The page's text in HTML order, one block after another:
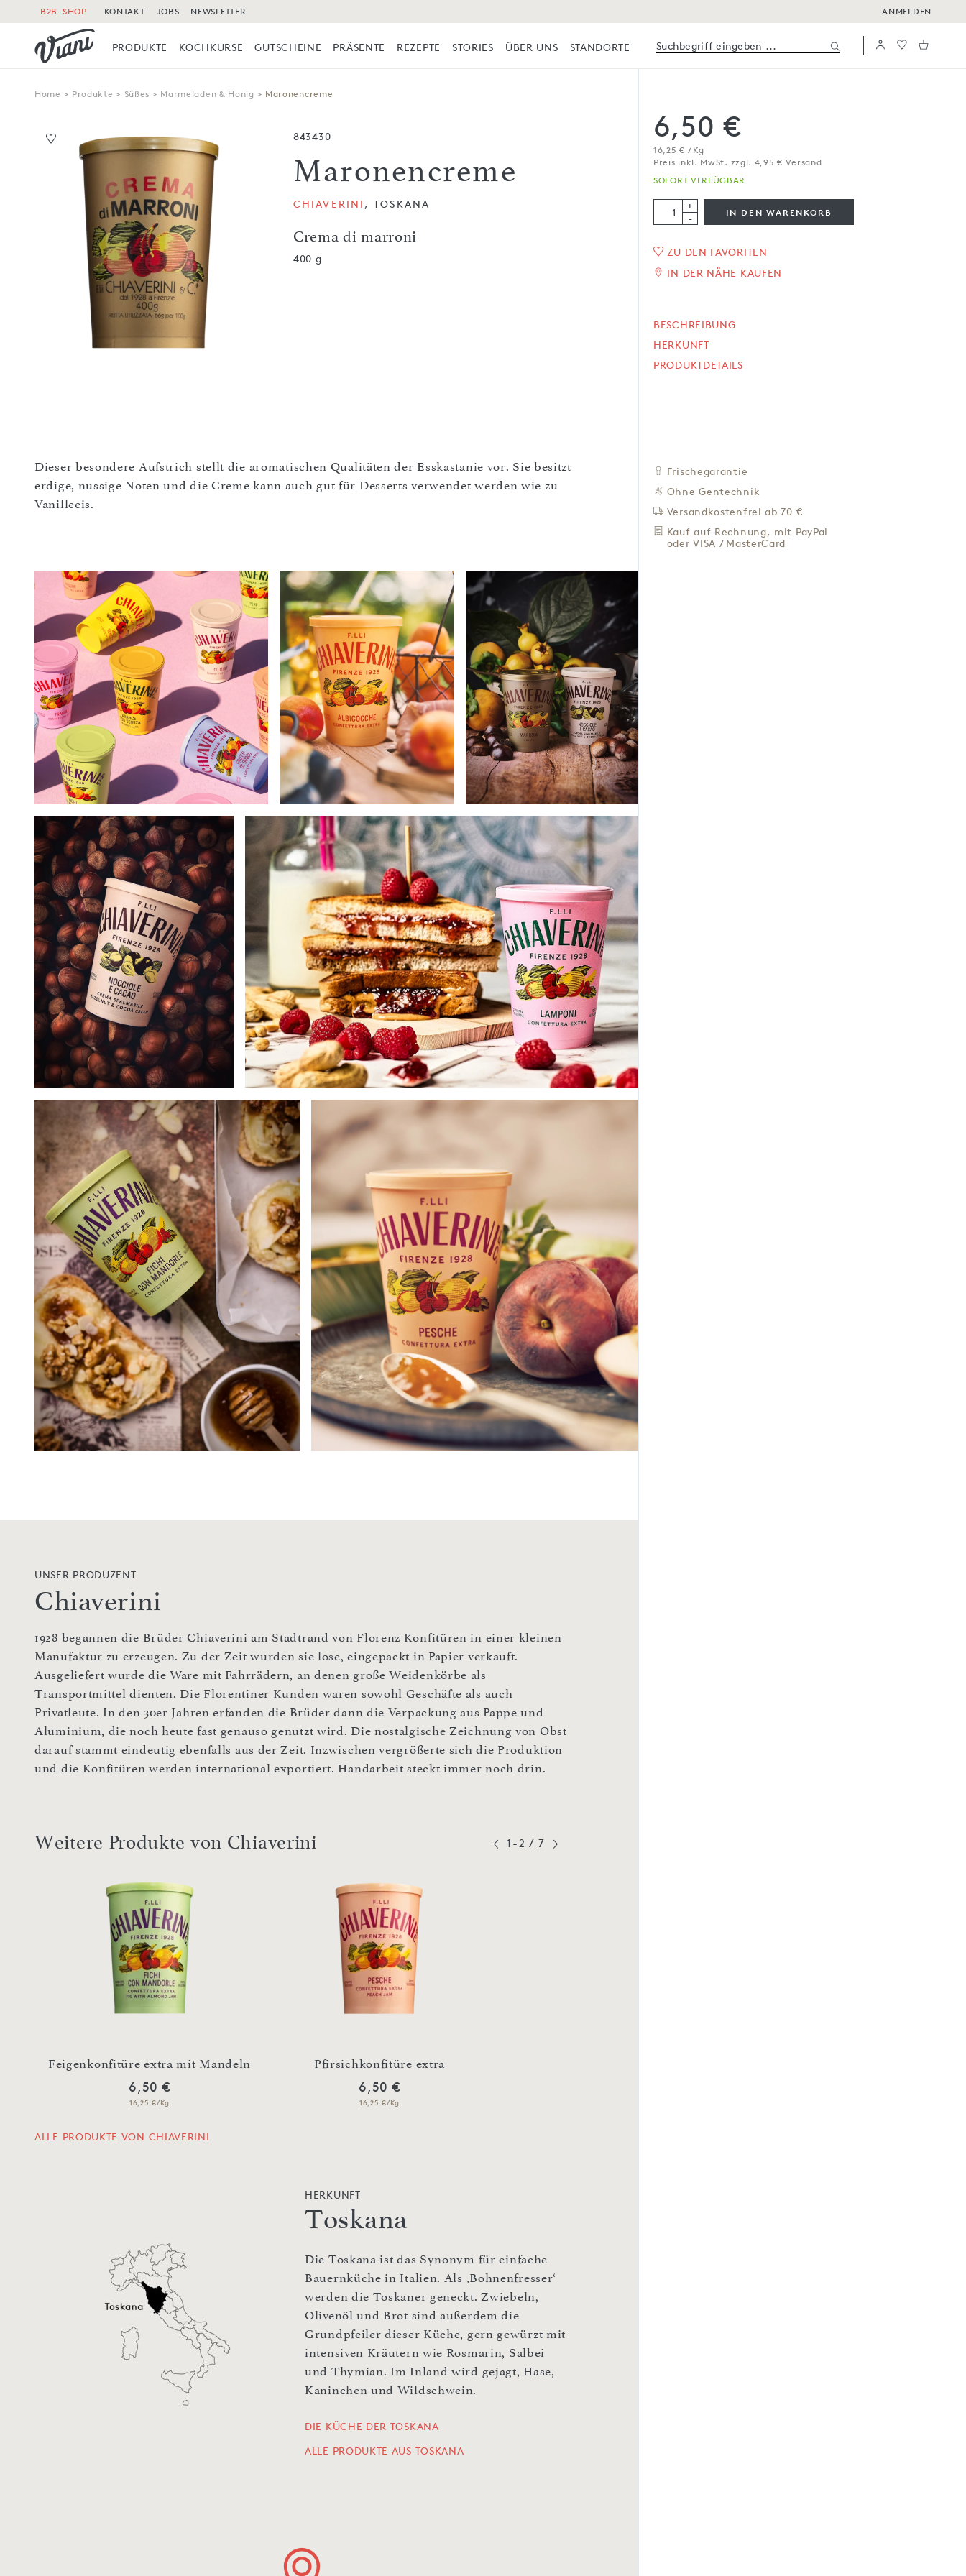
B2B-SHOP KONTAKT JOBS NEWSLETTER ANMELDEN
PRODUKTE KOCHKURSE GUTSCHEINE PRÄSENTE REZEPTE STORIES ÜBER UNS STANDORTE
Home > Produkte > Süßes > Marmeladen & Honig > Maronencreme
Maronencreme
6,50 €
Preis inkl. MwSt. zzgl. 4,95 € Versand
BESCHREIBUNG
HERKUNFT
PRODUKTDETAILS
843430
Maronencreme
Crema di marroni
CHIAVERINI , TOSKANA
400 g
SOFORT VERFÜGBAR
6,50 €
16,25 € / Kg
Preis inkl. MwSt. zzgl. 4,95 € Versand
+
-
IN DEN WARENKORB
ZU DEN FAVORITEN
IN DER NÄHE KAUFEN
BESCHREIBUNG
HERKUNFT
PRODUKTDETAILS
Frischegarantie
Ohne Gentechnik
Versandkostenfrei ab 70 €
Kauf auf Rechnung, mit PayPal
oder VISA / MasterCard
Dieser besondere Aufstrich stellt die aromatischen Qualitäten der Esskastanie vor. Sie besitzt
erdige, nussige Noten und die Creme kann auch gut für Desserts verwendet werden wie zu
Vanilleeis.
UNSER PRODUZENT
Chiaverini
1928 begannen die Brüder Chiaverini am Stadtrand von Florenz Konfitüren in einer kleinen
Manufaktur zu erzeugen. Zu der Zeit wurden sie lose, eingepackt in Papier verkauft.
Ausgeliefert wurde die Ware mit Fahrrädern, an denen große Weidenkörbe als
Transportmittel dienten. Die Florentiner Kunden waren sowohl Geschäfte als auch
Privatleute. In den 30er Jahren erfanden die Brüder dann die Verpackung aus Pappe und
Aluminium, die noch heute fast genauso genutzt wird. Die nostalgische Zeichnung von Obst
darauf stammt eindeutig ebenfalls aus der Zeit. Inzwischen vergrößerte sich die Produktion
und die Konfitüren werden international exportiert. Handarbeit steckt immer noch drin.
Weitere Produkte von Chiaverini
Feigenkonfitüre extra mit Mandeln
6,50 €
16,25 €/Kg
Pfirsichkonfitüre extra
6,50 €
16,25 €/Kg
1-2 / 7
ALLE PRODUKTE VON CHIAVERINI
HERKUNFT
Toskana
Die Toskana ist das Synonym für einfache
Bauernküche in Italien. Als ‚Bohnenfresser‘
werden die Toskaner geneckt. Zwiebeln,
Olivenöl und Brot sind außerdem die
Grundpfeiler dieser Küche, gern gewürzt mit
intensiven Kräutern wie Rosmarin, Salbei
und Thymian. Im Inland wird gejagt, Hase,
Kaninchen und Wildschwein.
DIE KÜCHE DER TOSKANA
ALLE PRODUKTE AUS TOSKANA